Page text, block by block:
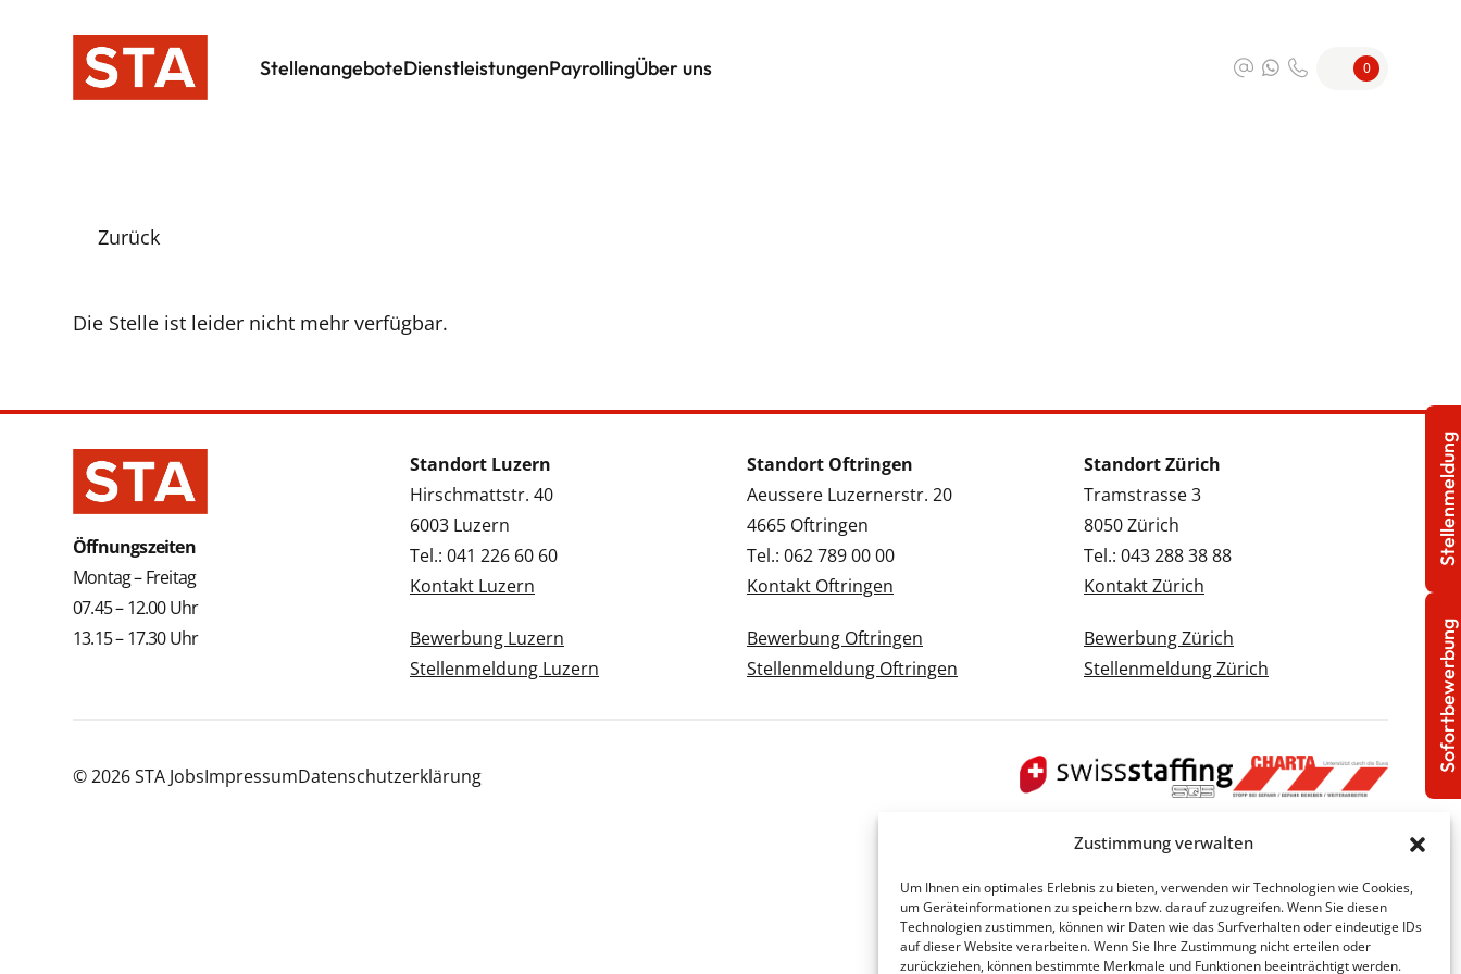
Zustimmung verwalten
Um Ihnen ein optimales Erlebnis zu bieten, verwenden wir Technologien wie Cookies,
um Geräteinformationen zu speichern bzw. darauf zuzugreifen. Wenn Sie diesen
Technologien zustimmen, können wir Daten wie das Surfverhalten oder eindeutige IDs
auf dieser Website verarbeiten. Wenn Sie Ihre Zustimmung nicht erteilen oder
zurückziehen, können bestimmte Merkmale und Funktionen beeinträchtigt werden.
StellenangeboteDienstleistungenPayrollingÜber uns 0
Zurück
Die Stelle ist leider nicht mehr verfügbar.
Öffnungszeiten
Montag – Freitag
07.45 – 12.00 Uhr
13.15 – 17.30 Uhr
Standort Luzern
Hirschmattstr. 40
6003 Luzern
Tel.: 041 226 60 60
Kontakt Luzern
Bewerbung Luzern
Stellenmeldung Luzern
Standort Oftringen
Aeussere Luzernerstr. 20
4665 Oftringen
Tel.: 062 789 00 00
Kontakt Oftringen
Bewerbung Oftringen
Stellenmeldung Oftringen
Standort Zürich
Tramstrasse 3
8050 Zürich
Tel.: 043 288 38 88
Kontakt Zürich
Bewerbung Zürich
Stellenmeldung Zürich
© 2026 STA JobsImpressumDatenschutzerklärung
Sofortbewerbung
Stellenmeldung